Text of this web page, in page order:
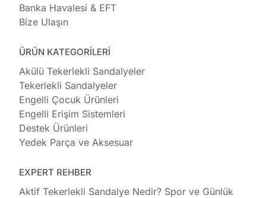
Banka Havalesi & EFT
Bize Ulaşın
ÜRÜN KATEGORİLERİ
Akülü Tekerlekli Sandalyeler
Tekerlekli Sandalyeler
Engelli Çocuk Ürünleri
Engelli Erişim Sistemleri
Destek Ürünleri
Yedek Parça ve Aksesuar
EXPERT REHBER
Aktif Tekerlekli Sandalye Nedir? Spor ve Günlük